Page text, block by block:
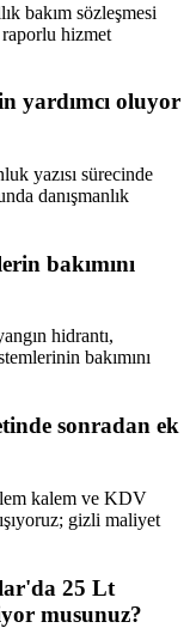
bakım sözleşmesi
hizmet
yardımcı oluyor
yazısı sürecinde
danışmanlık
bakımını
hidrantı,
bakımını
sonradan ek
kalem ve KDV
gizli maliyet
25 Lt
musunuz?